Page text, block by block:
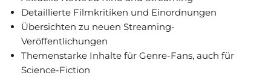
Detaillierte Filmkritiken und Einordnungen
Übersichten zu neuen Streaming-
Veröffentlichungen
Themenstarke Inhalte für Genre-Fans, auch für
Science-Fiction